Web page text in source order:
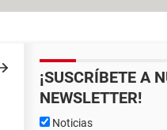
¡SUSCRÍBETE A
NEWSLETTER!
Noticias